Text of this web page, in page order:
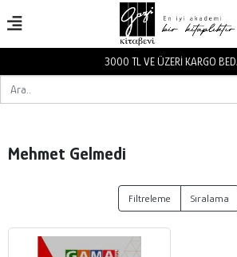
3000 TL VE ÜZERİ KARGO
Mehmet Gelmedi
Filtreleme Sıralama